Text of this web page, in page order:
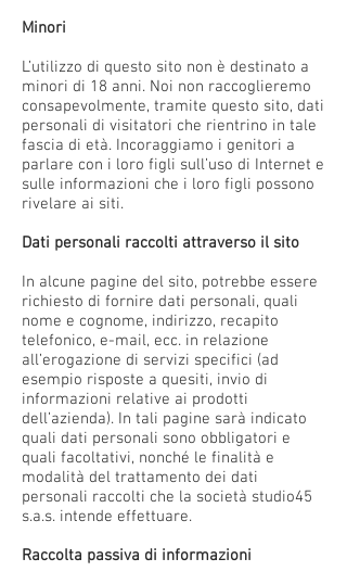
Minori
L’utilizzo di questo sito non è destinato a
minori di 18 anni. Noi non raccoglieremo
consapevolmente, tramite questo sito, dati
personali di visitatori che rientrino in tale
fascia di età. Incoraggiamo i genitori a
parlare con i loro figli sull’uso di Internet e
sulle informazioni che i loro figli possono
rivelare ai siti.
Dati personali raccolti attraverso il sito
In alcune pagine del sito, potrebbe essere
richiesto di fornire dati personali, quali
nome e cognome, indirizzo, recapito
telefonico, e-mail, ecc. in relazione
all’erogazione di servizi specifici (ad
esempio risposte a quesiti, invio di
informazioni relative ai prodotti
dell’azienda). In tali pagine sarà indicato
quali dati personali sono obbligatori e
quali facoltativi, nonché le finalità e
modalità del trattamento dei dati
personali raccolti che la società studio45
s.a.s. intende effettuare.
Raccolta passiva di informazioni